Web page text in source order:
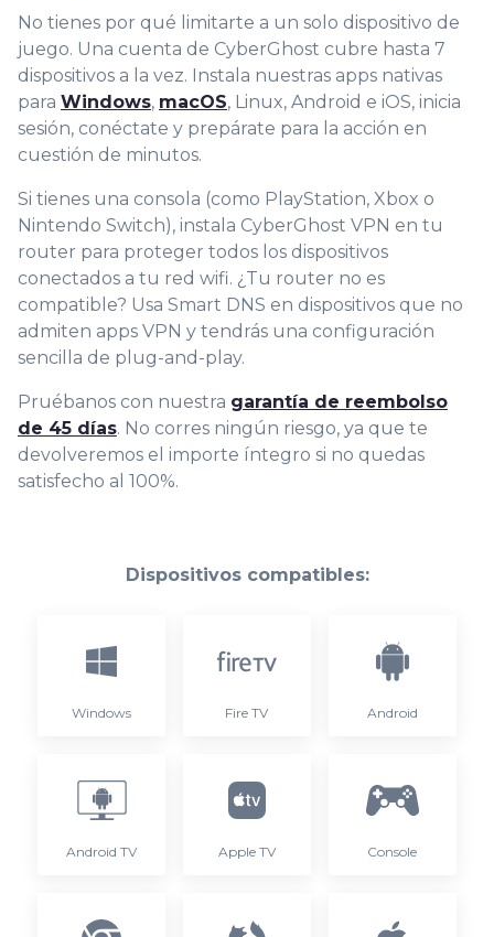
No tienes por qué limitarte a un solo dispositivo de
juego. Una cuenta de CyberGhost cubre hasta 7
dispositivos a la vez. Instala nuestras apps nativas
para Windows, macOS, Linux, Android e iOS, inicia
sesión, conéctate y prepárate para la acción en
cuestión de minutos.
Si tienes una consola (como PlayStation, Xbox o
Nintendo Switch), instala CyberGhost VPN en tu
router para proteger todos los dispositivos
conectados a tu red wifi. ¿Tu router no es
compatible? Usa Smart DNS en dispositivos que no
admiten apps VPN y tendrás una configuración
sencilla de plug-and-play.
Pruébanos con nuestra garantía de reembolso
de 45 días. No corres ningún riesgo, ya que te
devolveremos el importe íntegro si no quedas
satisfecho al 100%.
Dispositivos compatibles:
Windows Fire TV Android
Android TV Apple TV Console